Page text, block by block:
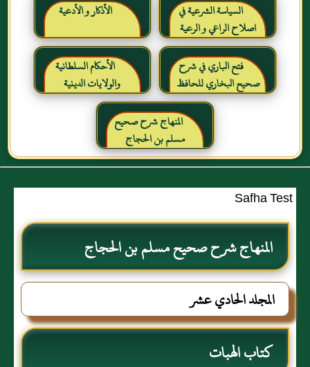
السياسة الشرعية في
اصلاح الراعي و الرعية
الأذكار و الأدعية
فتح الباري في شرح
صحيح البخاري للحافظ
ابن حجر العسقلاني
الأحكام السلطانية
والولايات الدينية
المنهاج شرح صحيح
مسلم بن الحجاج
Safha Test
المنهاج شرح صحيح مسلم بن الحجاج
المجلد الحادي عشر
كتاب الهبات